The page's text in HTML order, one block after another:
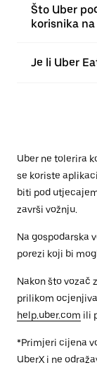
Što Uber
korisnika
Je li Uber
Uber ne tolerira
se koriste
biti pod
završi vožnju.
Na gospodarska
porezi koji bi
Nakon što vozač
prilikom
help.uber.com ili
*Primjeri cijena
UberX i ne